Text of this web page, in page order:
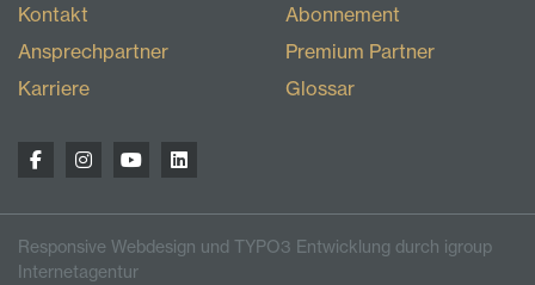
Kontakt
Ansprechpartner
Karriere
Abonnement
Premium Partner
Glossar
Responsive Webdesign und TYPO3 Entwicklung durch igroup
Internetagentur